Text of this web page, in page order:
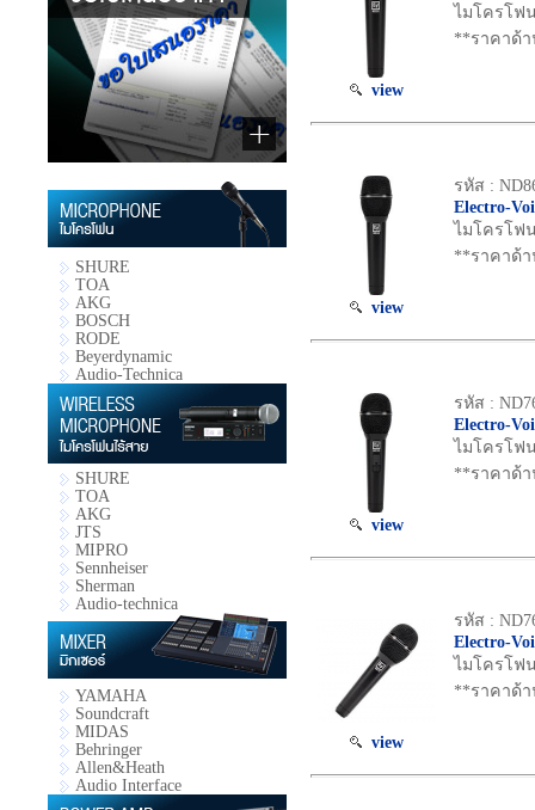
SHURE
TOA
AKG
BOSCH
RODE
Beyerdynamic
Audio-Technica
SHURE
TOA
AKG
JTS
MIPRO
Sennheiser
Sherman
Audio-technica
YAMAHA
Soundcraft
MIDAS
Behringer
Allen&Heath
Audio Interface
view
ไมโครโฟน
**ราคาด้
view
รหัส :
Electro-
ไมโครโฟน
**ราคาด้
view
รหัส :
Electro-
ไมโครโฟน
**ราคาด้
view
รหัส :
Electro-
ไมโครโฟน
**ราคาด้